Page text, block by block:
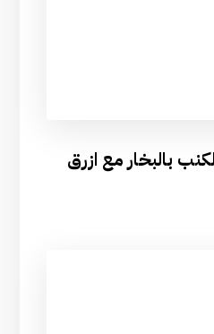
بالبخار مع ازرق